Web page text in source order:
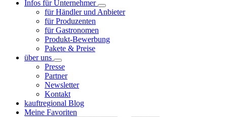
Infos für Unternehmer
für Händler und Anbieter
für Produzenten
für Gastronomen
Produkt-Bewerbung
Pakete & Preise
über uns
Presse
Partner
Newsletter
Kontakt
kauftregional Blog
Meine Favoriten